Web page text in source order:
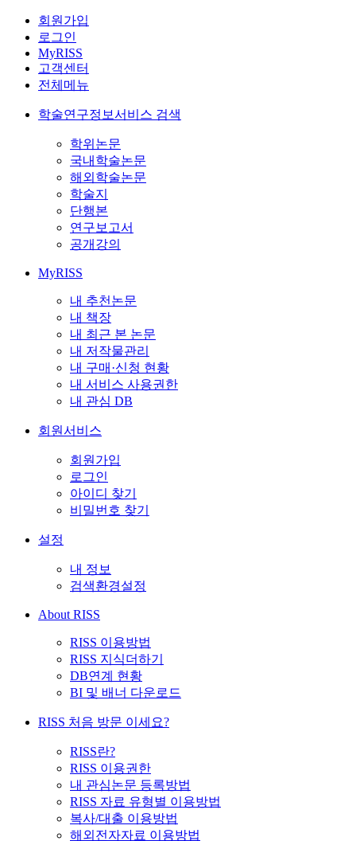
회원가입
로그인
MyRISS
고객센터
전체메뉴
학술연구정보서비스 검색
학위논문
국내학술논문
해외학술논문
학술지
단행본
연구보고서
공개강의
MyRISS
내 추천논문
내 책장
내 최근 본 논문
내 저작물관리
내 구매·신청 현황
내 서비스 사용권한
내 관심 DB
회원서비스
회원가입
로그인
아이디 찾기
비밀번호 찾기
설정
내 정보
검색환경설정
About RISS
RISS 이용방법
RISS 지식더하기
DB연계 현황
BI 및 배너 다운로드
RISS 처음 방문 이세요?
RISS란?
RISS 이용권한
내 관심논문 등록방법
RISS 자료 유형별 이용방법
복사/대출 이용방법
해외전자자료 이용방법